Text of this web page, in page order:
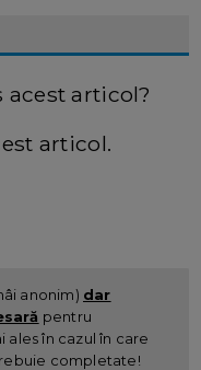
articol?
articol.
anonim) dar
pentru
ales în cazul în care
completate!